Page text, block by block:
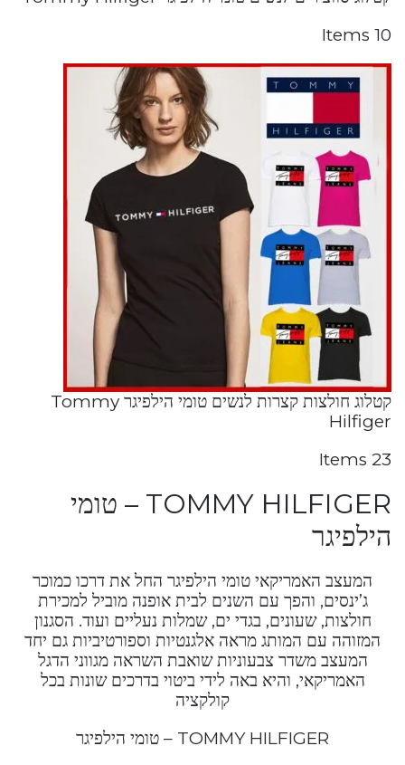
10 Items
קטלוג חולצות קצרות לנשים טומי הילפיגר Tommy
Hilfiger
23 Items
TOMMY HILFIGER – טומי
הילפיגר
המעצב האמריקאי טומי הילפיגר החל את דרכו כמוכר
ג’ינסים, והפך עם השנים לבית אופנה מוביל למכירת
חולצות, שעונים, בגדי ים, שמלות נעליים ועוד. הסגנון
המזוהה עם המותג מראה אלגנטיות וספורטיביות גם יחד
המעצב משדר צבעוניות שואבת השראה מגווני הדגל
האמריקאי, והיא באה לידי ביטוי בדרכים שונות בכל
קולקציה
TOMMY HILFIGER – טומי הילפיגר